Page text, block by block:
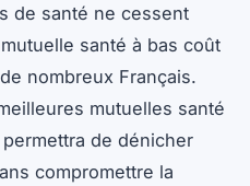
de santé ne cessent
santé à bas coût
nombreux Français.
mutuelles santé
de dénicher
compromettre la